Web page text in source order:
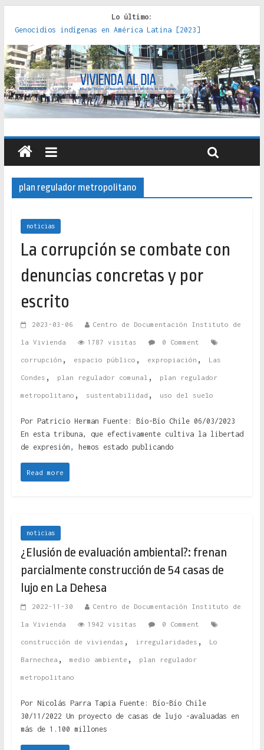
Lo último:
Genocidios indígenas en América Latina [2023]
Estudios sobre la espacialización de los Estados :
políticas, prácticas y representaciones [2022]
Donde el pedernal choca con el acero : hacia una teoría
crítica de las fronteras latinoamericanas [2020]
Criterios técnicos para una vivienda adecuada [2019]
Red de consultorios de la Caja del Seguro Obrero en
Santiago : un patrimonio emblemático [2014]
plan regulador metropolitano
noticias
La corrupción se combate con
denuncias concretas y por
escrito
2023-03-06 Centro de Documentación Instituto de
la Vivienda 1787 visitas 0 Comment
corrupción , espacio público , expropiación , Las
Condes , plan regulador comunal , plan regulador
metropolitano , sustentabilidad , uso del suelo
Por Patricio Herman Fuente: Bío-Bío Chile 06/03/2023
En esta tribuna, que efectivamente cultiva la libertad
de expresión, hemos estado publicando
Read more
noticias
¿Elusión de evaluación ambiental?: frenan
parcialmente construcción de 54 casas de
lujo en La Dehesa
2022-11-30 Centro de Documentación Instituto de
la Vivienda 1942 visitas 0 Comment
construcción de viviendas , irregularidades , Lo
Barnechea , medio ambiente , plan regulador
metropolitano
Por Nicolás Parra Tapia Fuente: Bío-Bío Chile
30/11/2022 Un proyecto de casas de lujo -avaluadas en
más de 1.100 millones